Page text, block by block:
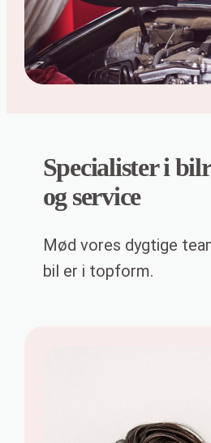
Specialister i
og service
Mød vores dygtige
bil er i topform.